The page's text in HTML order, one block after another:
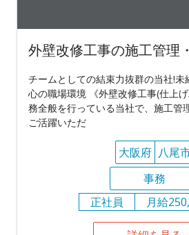
外壁改修工事の施工管理
チームとしての結束力抜群の当社!
心の職場環境 《外壁改修工事(仕上
務全般を行っている当社で、施工管
ご活躍いただ
大阪府 八尾
事務
正社員
月給